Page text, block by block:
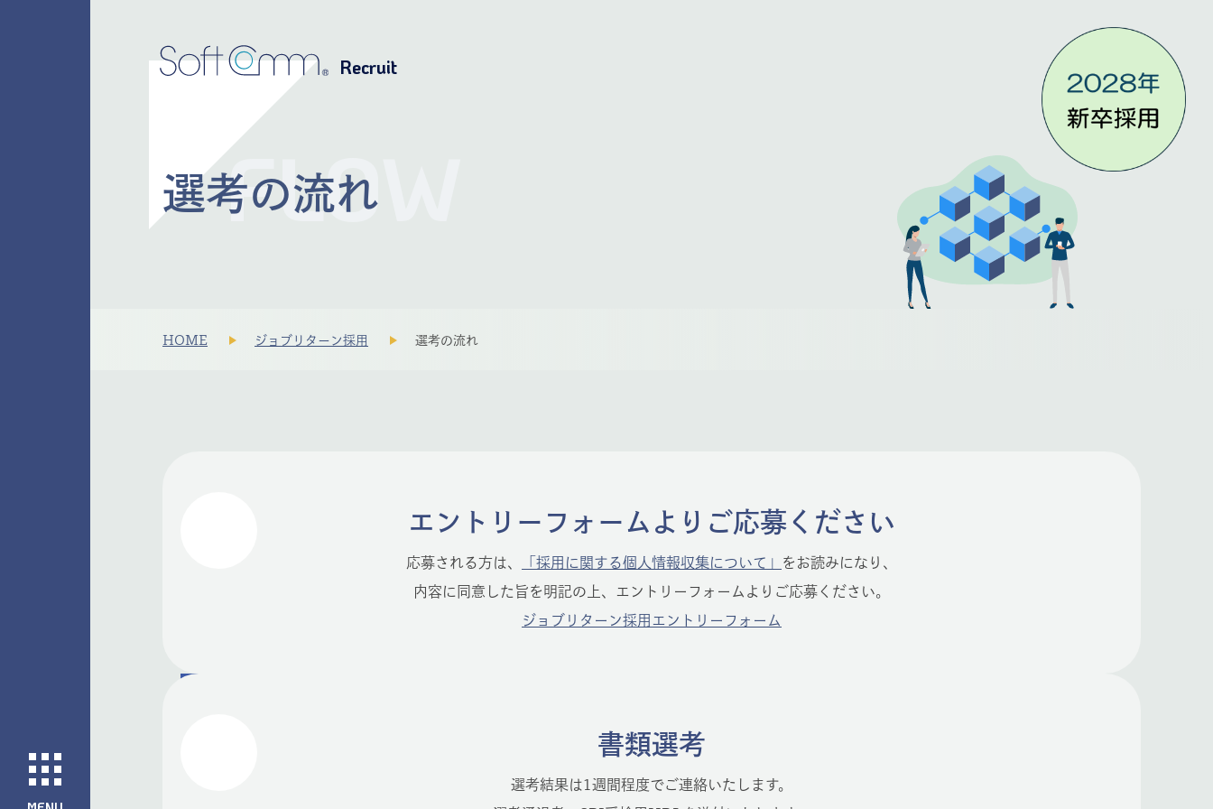
Recruit
FLOW
選考の流れ
HOME ジョブリターン採用 選考の流れ
エントリーフォームよりご応募ください
応募される方は、 「採用に関する個人情報収集について」 をお読みになり、
内容に同意した旨を明記の上、エントリーフォームよりご応募ください。
ジョブリターン採用エントリーフォーム
書類選考
選考結果は1週間程度でご連絡いたします。